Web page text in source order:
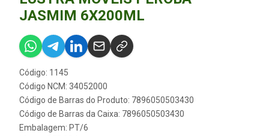
JASMIM 6X200ML
Código: 1145
Código NCM: 34052000
Código de Barras do Produto: 7896050503430
Código de Barras da Caixa: 7896050503430
Embalagem: PT/6